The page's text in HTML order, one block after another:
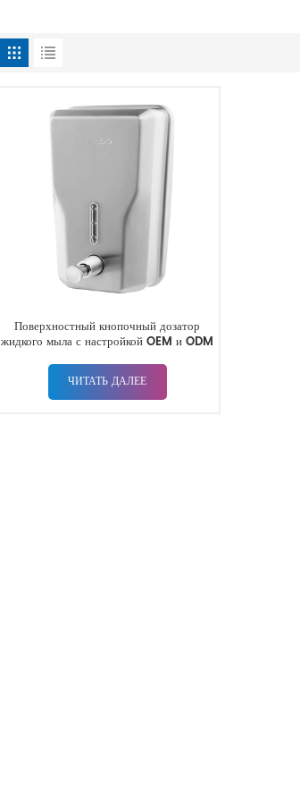
Поверхностный кнопочный дозатор
жидкого мыла с настройкой OEM и ODM
ЧИТАТЬ ДАЛЕЕ